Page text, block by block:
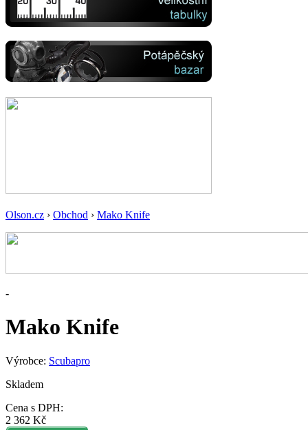
Olson.cz › Obchod › Mako Knife
-
Mako Knife
Výrobce: Scubapro
Skladem
Cena s DPH:
2 362 Kč